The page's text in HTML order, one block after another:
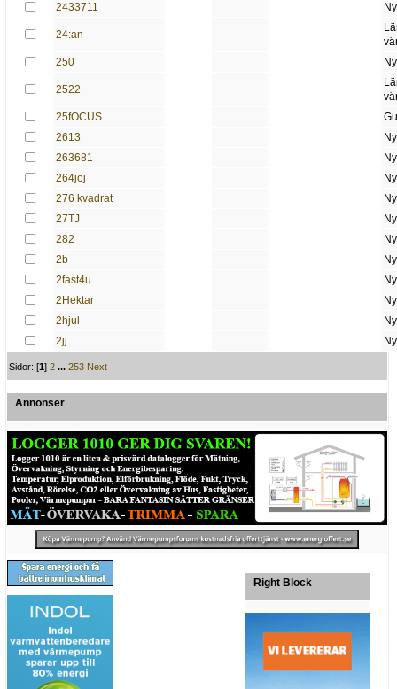
2433711
24:an
250
2522
25fOCUS
2613
263681
264joj
276 kvadrat
27TJ
282
2b
2fast4u
2Hektar
2hjul
2jj
Sidor: [1]2 ...253 Next
Annonser
Right Block